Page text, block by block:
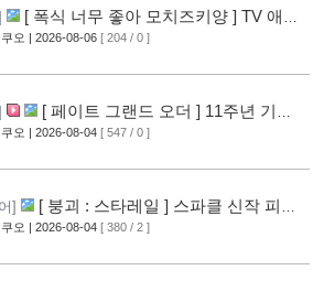
[ 폭식 너무 좋아 모치즈키양 ] TV 애니
화 결정 [7]
오 | 2026-08-06 [ 204 / 0 ]
[ 페이트 그랜드 오더 ] 11주년 기념
개
[7]
오 | 2026-08-04 [ 547 / 0 ]
]
[ 붕괴 : 스타레일 ] 스파클 신작 피규
[4]
오 | 2026-08-04 [ 380 / 2 ]